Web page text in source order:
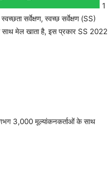
1
सर्वेक्षण, स्वच्छ सर्वेक्षण (SS)
साथ मेल खाता है, इस प्रकार SS 2022
3,000 मूल्यांकनकर्ताओं के साथ